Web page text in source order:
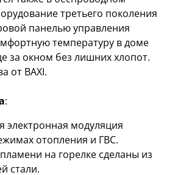
третьего поколения
панелью управления
температуру в доме
за окном без лишних хлопот.
от BAXI.
:
электронная модуляция
отопления и ГВС.
на горелке сделаны из
стали.